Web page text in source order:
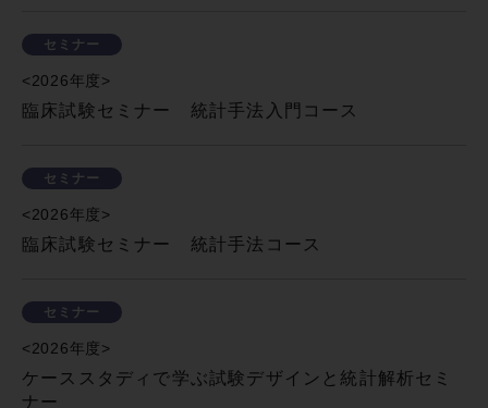
セミナー
<2026年度>
臨床試験セミナー 統計手法入門コース
セミナー
<2026年度>
臨床試験セミナー 統計手法コース
セミナー
<2026年度>
ケーススタディで学ぶ試験デザインと統計解析セミ
ナー